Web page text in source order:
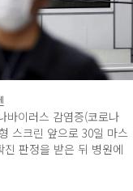
바이러스 감염증(코로나
스크린 앞으로 30일 마스
판정을 받은 뒤 병원에